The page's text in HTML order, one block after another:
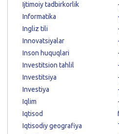
Ijtimoiy tadbirkorlik
Informatika
Ingliz tili
Innovatsiyalar
Inson huquqlari
Investitsion tahlil
Investitsiya
Investiya
Iqlim
Iqtisod
Iqtisodiy geografiya